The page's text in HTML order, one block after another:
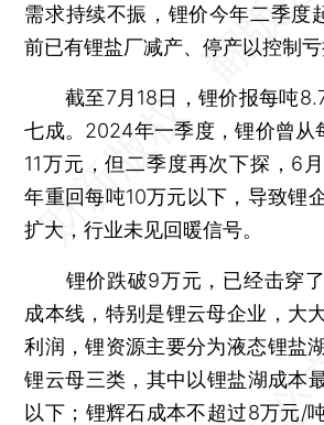
需求持续不振，锂价今年二季度
前已有锂盐厂减产、停产以控制亏
截至7月18日，锂价报每吨
七成。2024年一季度，锂价曾从
11万元，但二季度再次下探，6
年重回每吨10万元以下，导致锂
扩大，行业未见回暖信号。
锂价跌破9万元，已经击穿了
成本线，特别是锂云母企业，大
利润，锂资源主要分为液态锂盐
锂云母三类，其中以锂盐湖成本
以下；锂辉石成本不超过8万元/